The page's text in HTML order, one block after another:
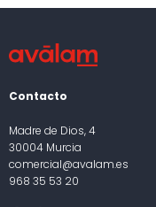
Contacto
Madre de Dios, 4
30004 Murcia
comercial@avalam.es
968 35 53 20